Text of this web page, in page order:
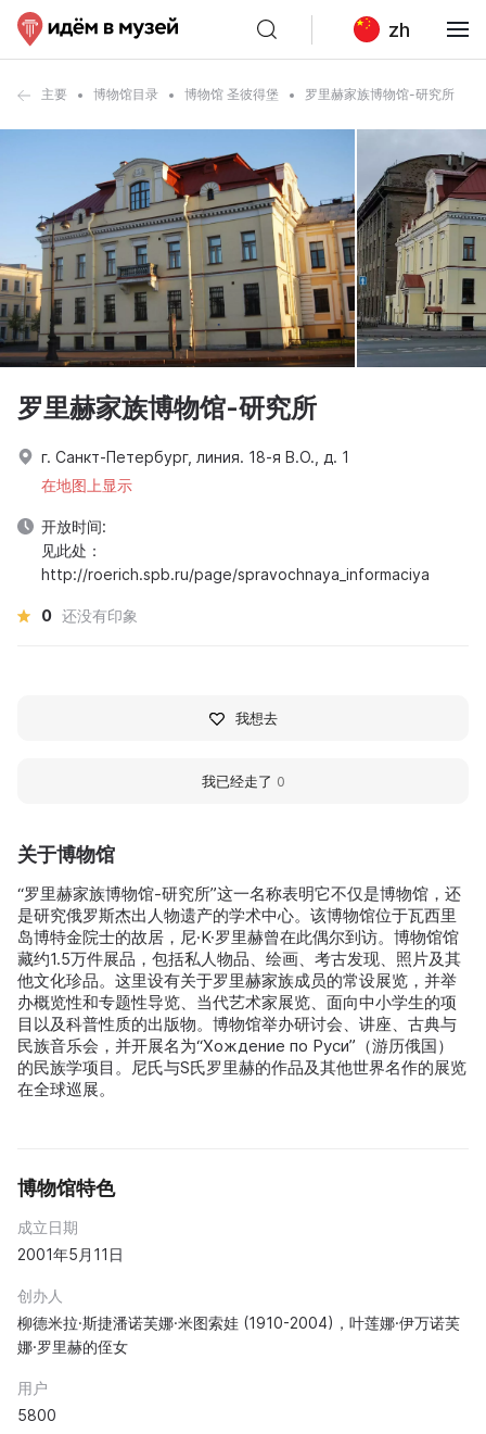
zh
主要 博物馆目录 博物馆 圣彼得堡 罗里赫家族博物馆-研究所
关于博物馆
“罗里赫家族博物馆-研究所”这一名称表明它不仅是博物馆，还
是研究俄罗斯杰出人物遗产的学术中心。该博物馆位于瓦西里
岛博特金院士的故居，尼·K·罗里赫曾在此偶尔到访。博物馆馆
藏约1.5万件展品，包括私人物品、绘画、考古发现、照片及其
他文化珍品。这里设有关于罗里赫家族成员的常设展览，并举
办概览性和专题性导览、当代艺术家展览、面向中小学生的项
目以及科普性质的出版物。博物馆举办研讨会、讲座、古典与
民族音乐会，并开展名为“Хождение по Руси”（游历俄国）
的民族学项目。尼氏与S氏罗里赫的作品及其他世界名作的展览
在全球巡展。
博物馆特色
成立日期
2001年5月11日
创办人
柳德米拉·斯捷潘诺芙娜·米图索娃 (1910-2004)，叶莲娜·伊万诺芙
娜·罗里赫的侄女
用户
5800
罗里赫家族博物馆-研究所
г. Санкт-Петербург, линия. 18-я В.О., д. 1
在地图上显示
开放时间:
见此处：
http://roerich.spb.ru/page/spravochnaya_informaciya
0 还没有印象
我想去
我已经走了 0